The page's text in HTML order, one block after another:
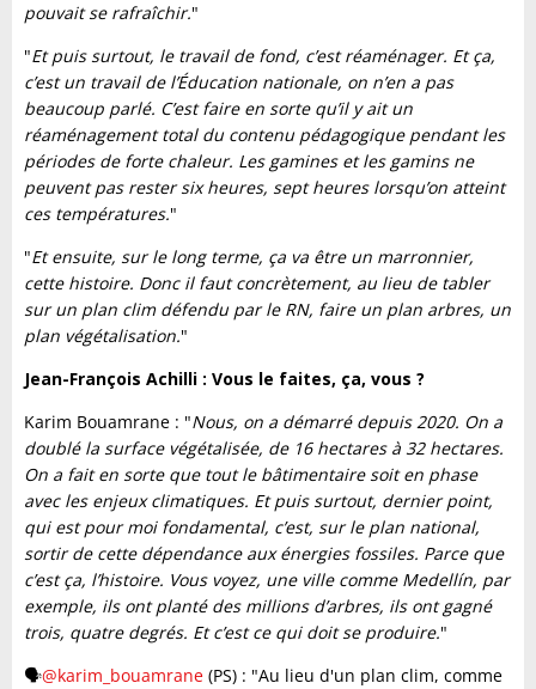
pouvait se rafraîchir."
"Et puis surtout, le travail de fond, c’est réaménager. Et ça,
c’est un travail de l’Éducation nationale, on n’en a pas
beaucoup parlé. C’est faire en sorte qu’il y ait un
réaménagement total du contenu pédagogique pendant les
périodes de forte chaleur. Les gamines et les gamins ne
peuvent pas rester six heures, sept heures lorsqu’on atteint
ces températures."
"Et ensuite, sur le long terme, ça va être un marronnier,
cette histoire. Donc il faut concrètement, au lieu de tabler
sur un plan clim défendu par le RN, faire un plan arbres, un
plan végétalisation."
Jean-François Achilli : Vous le faites, ça, vous ?
Karim Bouamrane : "Nous, on a démarré depuis 2020. On a
doublé la surface végétalisée, de 16 hectares à 32 hectares.
On a fait en sorte que tout le bâtimentaire soit en phase
avec les enjeux climatiques. Et puis surtout, dernier point,
qui est pour moi fondamental, c’est, sur le plan national,
sortir de cette dépendance aux énergies fossiles. Parce que
c’est ça, l’histoire. Vous voyez, une ville comme Medellín, par
exemple, ils ont planté des millions d’arbres, ils ont gagné
trois, quatre degrés. Et c’est ce qui doit se produire."
🗣️@karim_bouamrane (PS) : "Au lieu d'un plan clim, comme